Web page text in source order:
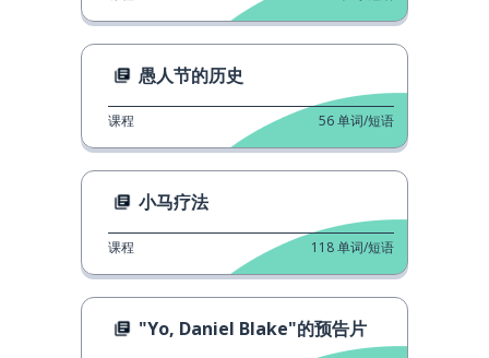
愚人节的历史
课程 56单词/短语
小马疗法
课程 118单词/短语
"Yo, Daniel Blake"的预告片